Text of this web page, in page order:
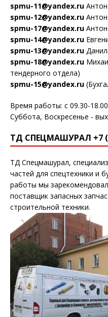
spmu-11@yandex.ru
spmu-12@yandex.ru
spmu-17@yandex.ru
spmu-14@yandex.ru
spmu-13@yandex.ru
spmu-18@yandex.ru
тендерного отдела)
spmu-15@yandex.ru
Время работы: с 09.30-18.00
Суббота, Воскресенье -
ТД СПЕЦМАШУРАЛ +7
ТД Спецмашурал,
частей для спецтехники и
работы мы
поставщик запасных
строительной техники.